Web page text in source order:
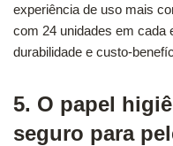
experiência de uso mais
com 24 unidades em cada
durabilidade e custo-
5. O papel
seguro para